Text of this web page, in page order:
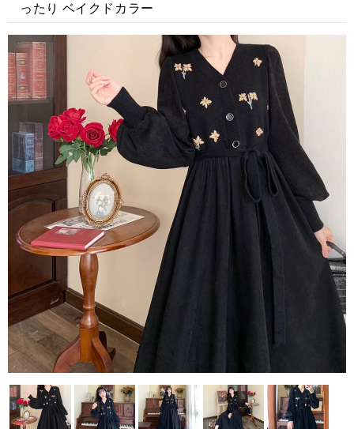
ったり ベイクドカラー